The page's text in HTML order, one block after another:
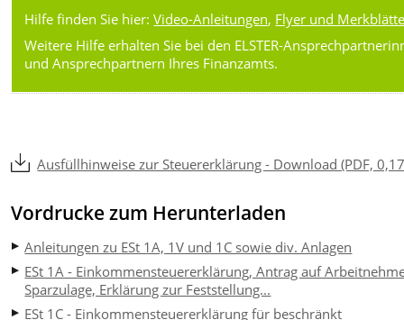
Hilfe finden Sie hier:Video-Anleitungen, Flyer und
Weitere Hilfe erhalten Sie bei den ELSTER-
und Ansprechpartnern Ihres Finanzamts.
Ausfüllhinweise zur Steuererklärung - Download (PDF,
Vordrucke zum Herunterladen
Anleitungen zu ESt 1A, 1V und 1C sowie div. Anlagen
ESt 1A - Einkommensteuererklärung, Antrag auf
Sparzulage, Erklärung zur Feststellung...
ESt 1C - Einkommensteuererklärung für beschränkt